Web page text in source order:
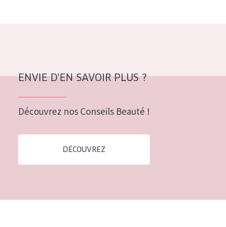
ENVIE D'EN SAVOIR PLUS ?
Découvrez nos Conseils Beauté !
DÉCOUVREZ